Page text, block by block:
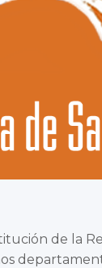
de la